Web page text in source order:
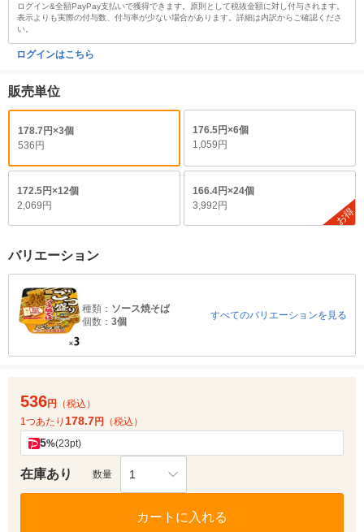
ログイン&全額PayPay支払いで獲得できます。原則として税抜金額に対し付与されます。
表示よりも実際の付与数、付与率が少ない場合があります。詳細は内訳からご確認くださ
い。
ログインはこちら
販売単位
178.7円×3個
536円
176.5円×6個
1,059円
172.5円×12個
2,069円
166.4円×24個
3,992円
お得
バリエーション
種類： ソース焼そば
個数： 3個
すべてのバリエーションを見る
536円
（税込）
1つあたり 178.7円 （税込）
5%(23pt)
在庫あり 数量 1
カートに入れる